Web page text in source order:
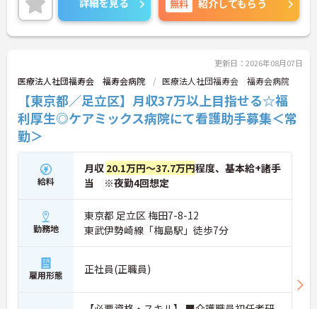
＜昇給・賞与実績あり＞頑張りがしっかりと評価さ
れる環境です。
ご興味ある方には、面接対策ポイントなど、さらに
無料 紹介してもらう
更新日：2026年08月07日
医療法人社団福寿会 福寿会病院 医療法人社団福寿会 福寿会病院
【東京都／足立区】月収37万以上目指せる☆福
利厚生◎ケアミックス病院にて看護助手募集＜常
勤＞
給料
月収 20.1万円～37.7万円程度、基本給+諸手
当 ※夜勤4回想定
勤務地
東京都 足立区 梅田7-8-12
東武伊勢崎線「梅島駅」徒歩7分
雇用形態 正社員(正職員)